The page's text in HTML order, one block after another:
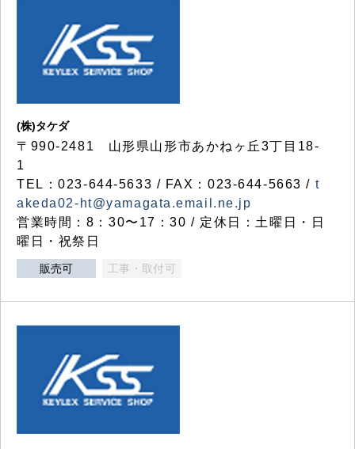
(株)タケダ
〒990-2481 山形県山形市あかねヶ丘3丁目18-
1
TEL：023-644-5633 / FAX：023-644-5663 / t
akeda02-ht@yamagata.email.ne.jp
営業時間：8：30〜17：30 / 定休日：土曜日・日
曜日・祝祭日
販売可 工事・取付可